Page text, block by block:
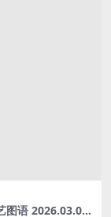
图语 2026.03.07